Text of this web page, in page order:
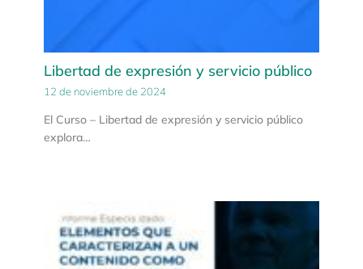
Libertad de expresión y servicio público
12 de noviembre de 2024
El Curso – Libertad de expresión y servicio público
explora…